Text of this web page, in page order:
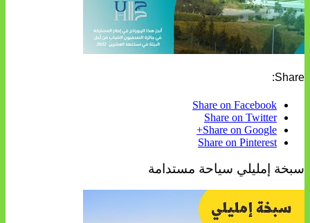
Share:
Share on Facebook
Share on Twitter
Share on Google+
Share on Pinterest
سبخة إمليلي سياحة مستدامة